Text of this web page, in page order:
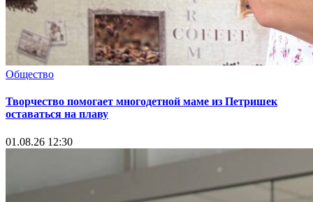
Общество
Творчество помогает многодетной маме из Петришек
оставаться на плаву
01.08.26 12:30